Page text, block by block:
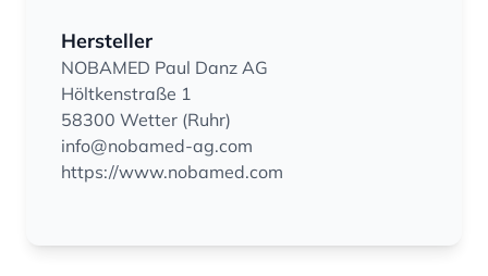
Hersteller
NOBAMED Paul Danz AG
Höltkenstraße 1
58300 Wetter (Ruhr)
info@nobamed-ag.com
https://www.nobamed.com